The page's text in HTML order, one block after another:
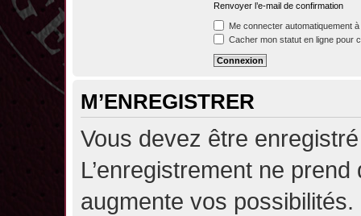
Renvoyer l’e-mail de confirmation
Me connecter automatiquement
Cacher mon statut en ligne pour
M’ENREGISTRER
Vous devez être
L’enregistrement ne
augmente vos possibilités.